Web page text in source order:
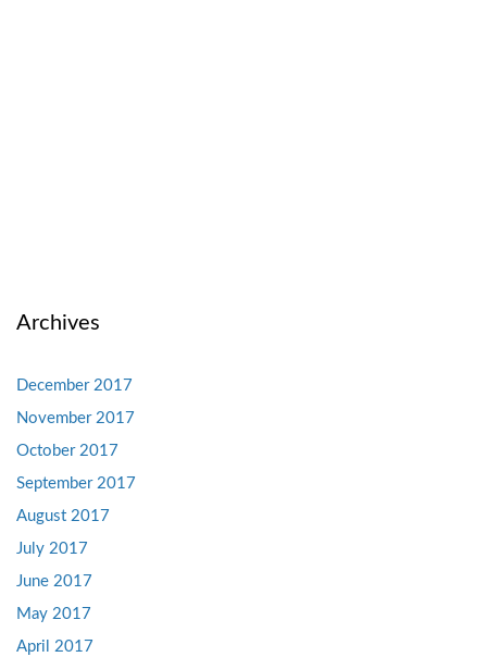
Archives
December 2017
November 2017
October 2017
September 2017
August 2017
July 2017
June 2017
May 2017
April 2017